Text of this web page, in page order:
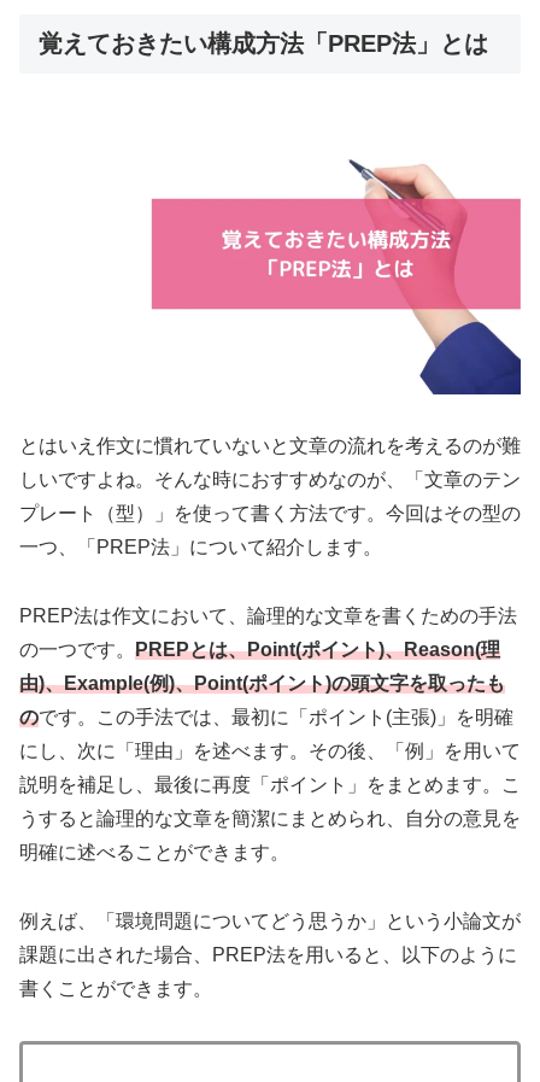
覚えておきたい構成方法「PREP法」とは
とはいえ作文に慣れていないと文章の流れを考えるのが難
しいですよね。そんな時におすすめなのが、「文章のテン
プレート（型）」を使って書く方法です。今回はその型の
一つ、「PREP法」について紹介します。
PREP法は作文において、論理的な文章を書くための手法
の一つです。 PREPとは、Point(ポイント)、Reason(理
由)、Example(例)、Point(ポイント)の頭文字を取ったも
のです。この手法では、最初に「ポイント(主張)」を明確
にし、次に「理由」を述べます。その後、「例」を用いて
説明を補足し、最後に再度「ポイント」をまとめます。こ
うすると論理的な文章を簡潔にまとめられ、自分の意見を
明確に述べることができます。
例えば、「環境問題についてどう思うか」という小論文が
課題に出された場合、PREP法を用いると、以下のように
書くことができます。